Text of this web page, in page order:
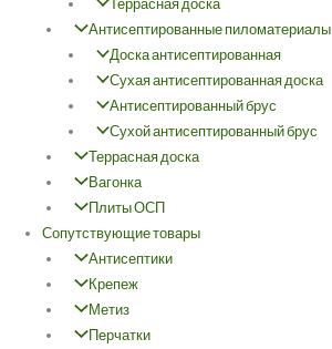
Антисептированные пиломатериалы
Доска антисептированная
Сухая антисептированная доска
Антисептированный брус
Сухой антисептированный брус
Террасная доска
Вагонка
Плиты ОСП
Сопутствующие товары
Антисептики
Крепеж
Метиз
Перчатки